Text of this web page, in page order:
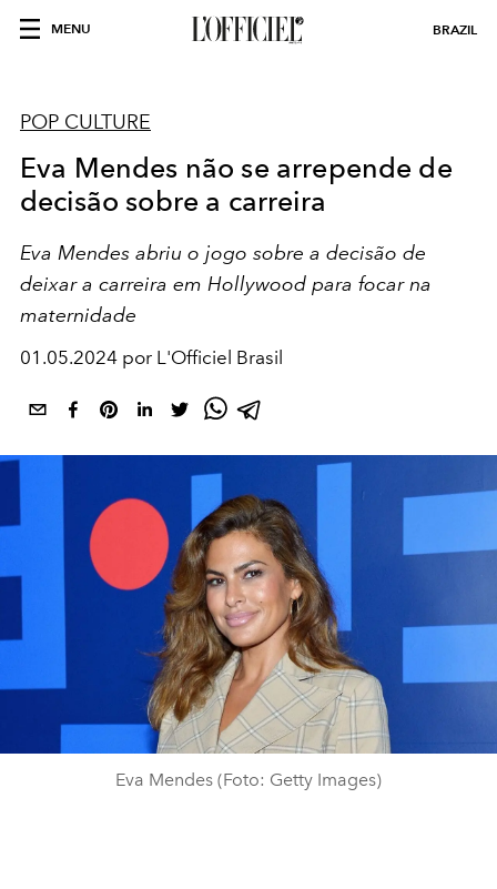
MENU BRAZIL
POP CULTURE
Eva Mendes não se arrepende de
decisão sobre a carreira
Eva Mendes abriu o jogo sobre a decisão de
deixar a carreira em Hollywood para focar na
maternidade
01.05.2024 por L'Officiel Brasil
Eva Mendes (Foto: Getty Images)